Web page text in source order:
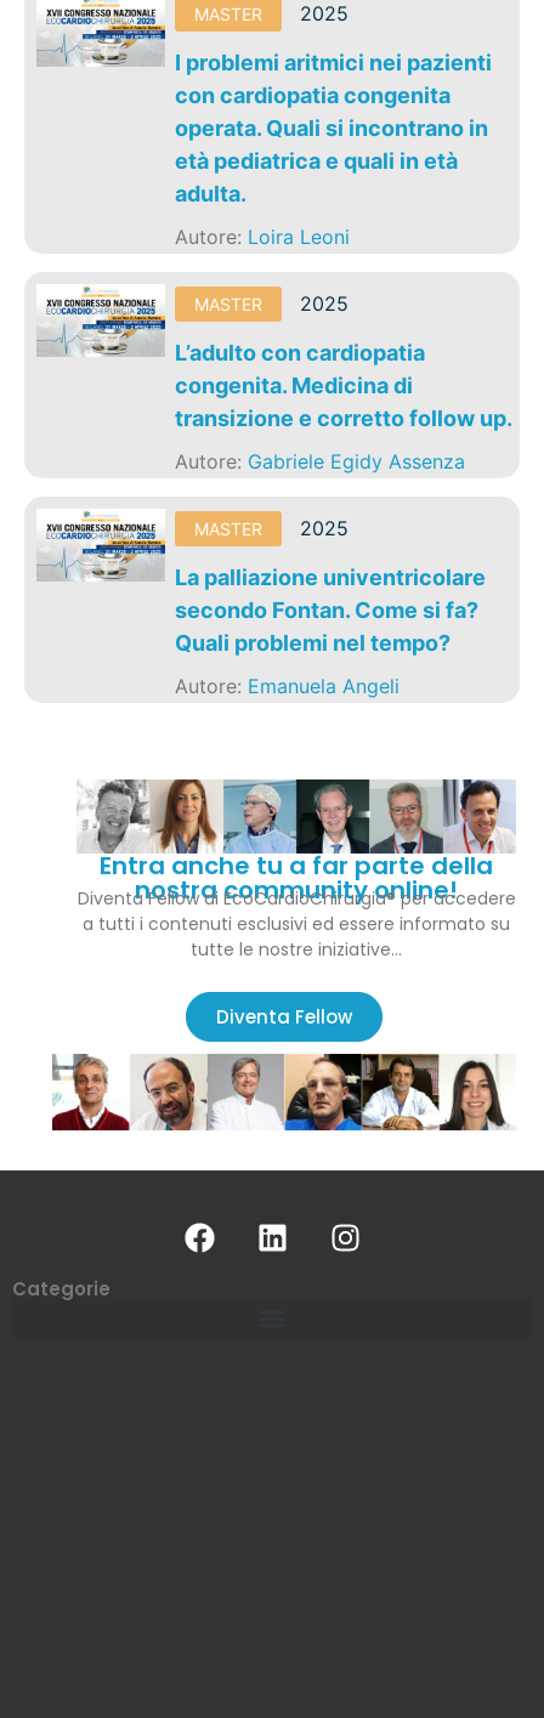
MASTER 2025
I problemi aritmici nei pazienti
con cardiopatia congenita
operata. Quali si incontrano in
età pediatrica e quali in età
adulta.
Autore: Loira Leoni
MASTER 2025
L’adulto con cardiopatia
congenita. Medicina di
transizione e corretto follow up.
Autore: Gabriele Egidy Assenza
MASTER 2025
La palliazione univentricolare
secondo Fontan. Come si fa?
Quali problemi nel tempo?
Autore: Emanuela Angeli
Entra anche tu a far parte della
nostra community online!
Diventa Fellow di EcoCardioChirurgia® per accedere
a tutti i contenuti esclusivi ed essere informato su
tutte le nostre iniziative…
Diventa Fellow
Categorie